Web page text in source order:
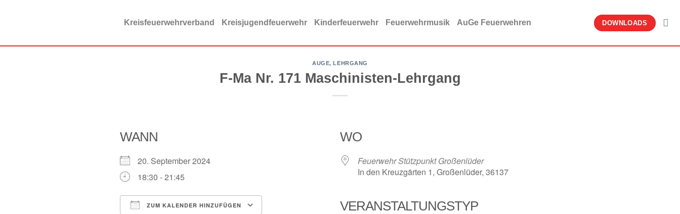
Kreisfeuerwehrverband Kreisjugendfeuerwehr Kinderfeuerwehr Feuerwehrmusik AuGe Feuerwehren DOWNLOADS
AUGE,LEHRGANG
F-Ma Nr. 171 Maschinisten-Lehrgang
WANN
20. September 2024
18:30 - 21:45
ZUM KALENDER HINZUFÜGEN
WO
Feuerwehr Stützpunkt Großenlüder
In den Kreuzgärten 1, Großenlüder, 36137
VERANSTALTUNGSTYP